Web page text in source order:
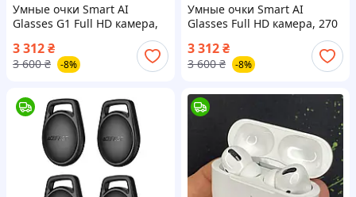
Умные очки Smart AI
Glasses G1 Full HD камера,
270 mAh, Wi-Fi Bluetooth с
динамиками и микрофоном
3 312₴
3 600 ₴ -8%
Умные очки Smart AI
Glasses Full HD камера, 270
включениями и
микрофоном
3 312₴
3 600 ₴ -8%